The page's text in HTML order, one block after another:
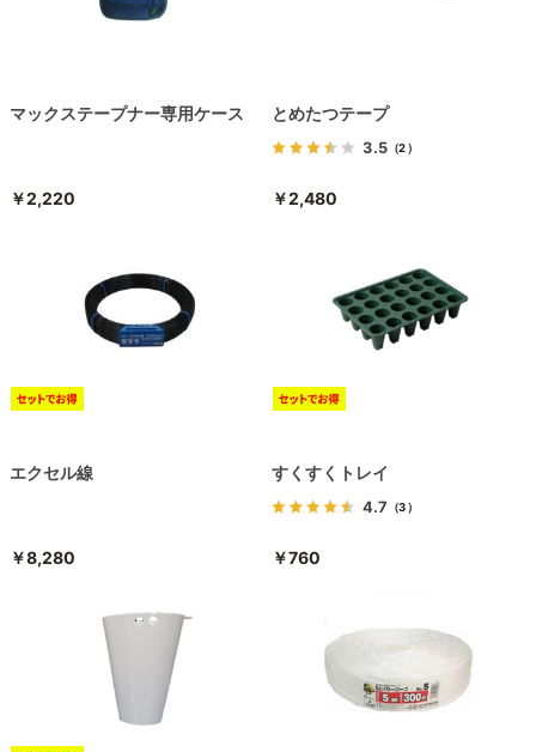
マックステープナー専用ケース
￥2,220
とめたつテープ
3.5（2）
￥2,480
エクセル線
￥8,280
すくすくトレイ
4.7 （3）
￥760